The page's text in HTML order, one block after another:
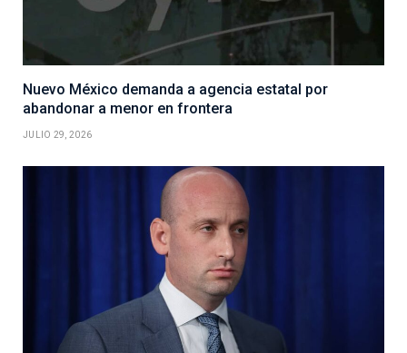
Nuevo México demanda a agencia estatal por
abandonar a menor en frontera
JULIO 29, 2026